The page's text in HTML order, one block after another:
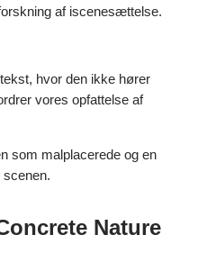
af iscenesættelse.
hvor den ikke hører
vores opfattelse af
som malplacerede og en
Nature